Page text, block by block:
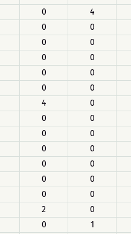
0
4
0
0
0
0
0
0
0
0
0
0
4
0
0
0
0
0
0
0
0
0
0
0
0
0
2
0
0
1